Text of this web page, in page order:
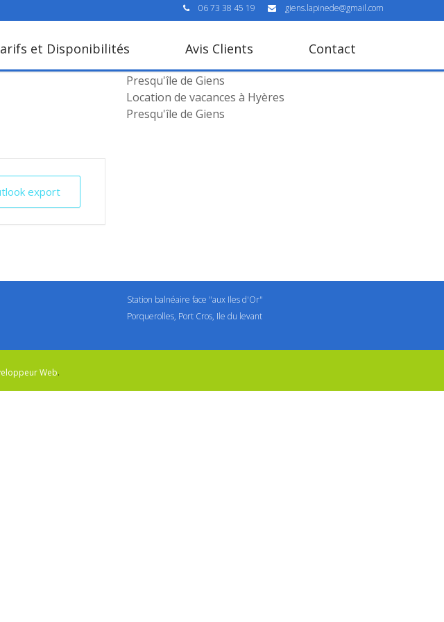
06 73 38 45 19 giens.lapinede@gmail.com
et Disponibilités Avis Clients Contact
export
Presqu'île de Giens
Location de vacances à Hyères
Presqu'île de Giens
Station balnéaire face "aux Iles d'Or"
Porquerolles, Port Cros, Ile du levant
Web.